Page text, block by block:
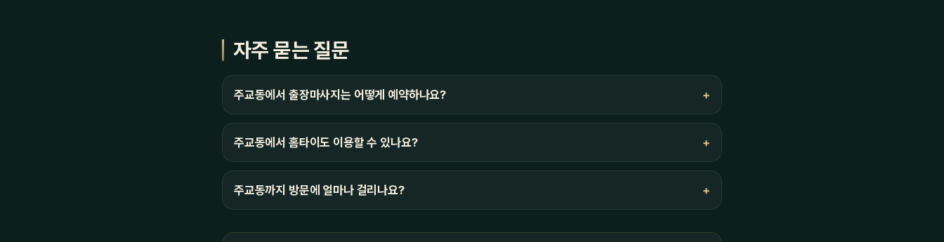
자주 묻는 질문
주교동에서 출장마사지는 어떻게 예약하나요?
주교동에서 홈타이도 이용할 수 있나요?
주교동까지 방문에 얼마나 걸리나요?